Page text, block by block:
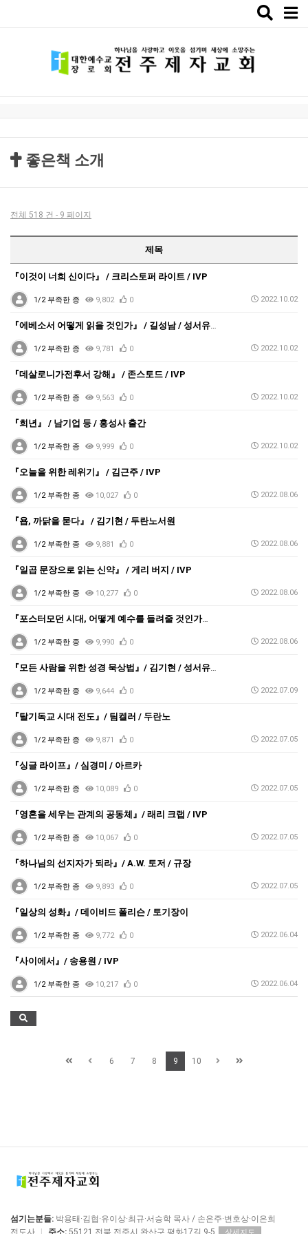
Toggle
좋은책 소개
전체 518 건 - 9 페이지
제목
『이것이 너희 신이다』 / 크리스토퍼 라이트 / IVP
1/2 부족한 종 9,802 0 2022.10.02
『에베소서 어떻게 읽을 것인가』 / 길성남 / 성서유니…
1/2 부족한 종 9,781 0 2022.10.02
『데살로니가전후서 강해』 / 존스토드 / IVP
1/2 부족한 종 9,563 0 2022.10.02
『희년』 / 남기업 등 / 홍성사 출간
1/2 부족한 종 9,999 0 2022.10.02
『오늘을 위한 레위기』 / 김근주 / IVP
1/2 부족한 종 10,027 0 2022.08.06
『욥, 까닭을 묻다』 / 김기현 / 두란노서원
1/2 부족한 종 9,881 0 2022.08.06
『일곱 문장으로 읽는 신약』 / 게리 버지 / IVP
1/2 부족한 종 10,277 0 2022.08.06
『포스터모던 시대, 어떻게 예수를 들려줄 것인가』 / …
1/2 부족한 종 9,990 0 2022.08.06
『모든 사람을 위한 성경 묵상법』/ 김기현 / 성서유니…
1/2 부족한 종 9,644 0 2022.07.09
『탈기독교 시대 전도』/ 팀켈러 / 두란노
1/2 부족한 종 9,871 0 2022.07.05
『싱글 라이프』/ 심경미 / 아르카
1/2 부족한 종 10,089 0 2022.07.05
『영혼을 세우는 관계의 공동체』/ 래리 크랩 / IVP
1/2 부족한 종 10,067 0 2022.07.05
『하나님의 선지자가 되라』/ A.W. 토저 / 규장
1/2 부족한 종 9,893 0 2022.07.05
『일상의 성화』/ 데이비드 폴리슨 / 토기장이
1/2 부족한 종 9,772 0 2022.06.04
『사이에서』/ 송용원 / IVP
1/2 부족한 종 10,217 0 2022.06.04
6 7 8 9 10
섬기는분들: 박용태·김협·유이상·최규·서승학 목사 / 손은주·변호상·이은희